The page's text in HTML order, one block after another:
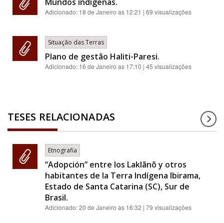
Adicionado: 18 de Janeiro as 12:21 | 69 visualizações
Situação das Terras
Plano de gestão Haliti-Paresi.
Adicionado: 16 de Janeiro as 17:10 | 45 visualizações
TESES RELACIONADAS
Etnografia
“Adopción” entre los Laklãnõ y otros
habitantes de la Terra Indígena Ibirama,
Estado de Santa Catarina (SC), Sur de
Brasil.
Adicionado:20 de Janeiro as 16:32 | 79 visualizações